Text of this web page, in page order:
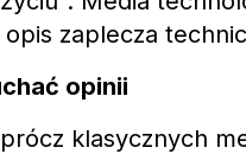
zaplecza
opinii
klasycznych